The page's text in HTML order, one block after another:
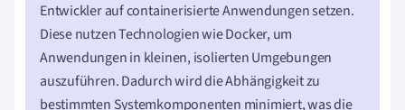
Entwickler auf containerisierte Anwendungen setzen.
Diese nutzen Technologien wie Docker, um
Anwendungen in kleinen, isolierten Umgebungen
auszuführen. Dadurch wird die Abhängigkeit zu
bestimmten Systemkomponenten minimiert, was die